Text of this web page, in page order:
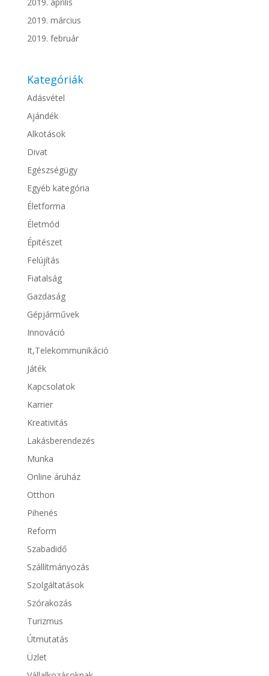
2019. március
2019. február
Kategóriák
Adásvétel
Ajándék
Alkotások
Divat
Egészségügy
Egyéb kategória
Életforma
Életmód
Épitészet
Felújítás
Fiatalság
Gazdaság
Gépjárművek
Innováció
It,Telekommunikáció
Játék
Kapcsolatok
Karrier
Kreativitás
Lakásberendezés
Munka
Online áruház
Otthon
Pihenés
Reform
Szabadidő
Szállítmányozás
Szolgáltatások
Szórakozás
Turizmus
Útmutatás
Üzlet